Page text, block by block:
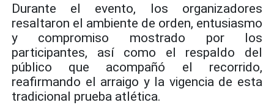
Durante el evento, los organizadores
resaltaron el ambiente de orden, entusiasmo
y compromiso mostrado por los
participantes, así como el respaldo del
público que acompañó el recorrido,
reafirmando el arraigo y la vigencia de esta
tradicional prueba atlética.